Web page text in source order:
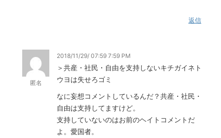
返信
匿名
2018/11/29/ 07:59 7:59 PM
＞共産・社民・自由を支持しないキチガイネト
ウヨは失せろゴミ
なに妄想コメントしているんだ？共産・社民・
自由は支持してますけど。
支持していないのはお前のヘイトコメントだ
よ。愛国者。